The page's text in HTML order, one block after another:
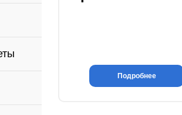
крепления
Подробнее